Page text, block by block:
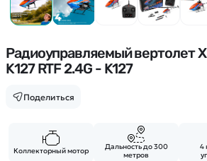
Радиоуправляемый вертолет
K127 RTF 2.4G - K127
Поделиться
Коллекторный мотор
Дальность до 300
метров
4
Вертолеты
Катера
Самолеты
Детские электромобили
Железные дороги
Блог
Статьи про беспилотники
Обзор квадрокоптеров
Аренда Квадрокоптеров
Оплата и доставка
Помощь
Отследить заказ